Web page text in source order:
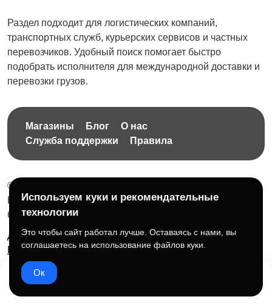
Раздел подходит для логистических компаний,
транспортных служб, курьерских сервисов и частных
перевозчиков. Удобный поиск помогает быстро
подобрать исполнителя для международной доставки и
перевозки грузов.
Магазины Блог
О нас
Служба поддержки
Правила
© 2026 Бесплатная доска объявлений без ограничений
НПД Краснорудская Анастасия Игоревна, ИНН:
614404606809
Документы и правила платформы
Для бизнеса
Партнёрам
Roadmap ☕ Поддержать проект
Используем куки и рекомендательные
технологии
Это чтобы сайт работал лучше. Оставаясь с нами, вы
соглашаетесь на использование файлов куки.
Ок